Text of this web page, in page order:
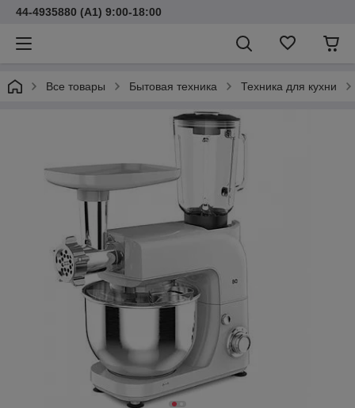
44-4935880 (A1) 9:00-18:00
Все товары Бытовая техника Техника для кухни